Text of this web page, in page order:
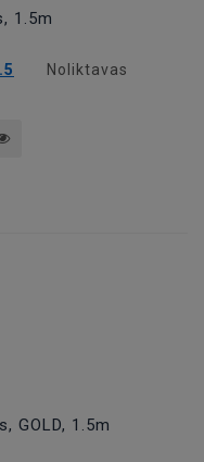
1.5m
Noliktavas
GOLD, 1.5m